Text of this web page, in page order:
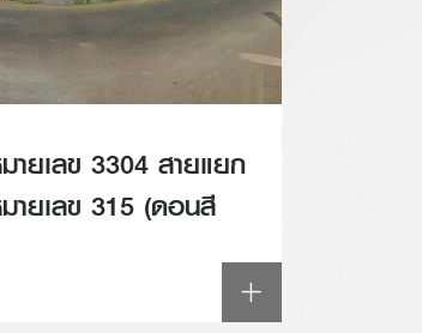
ายเลข 3304 สายแยก
ายเลข 315 (ดอนสี
ว) ตอน 2